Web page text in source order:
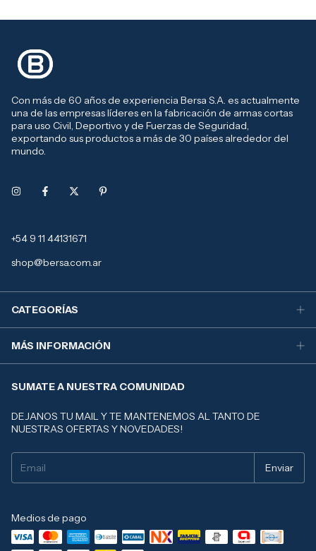
Con más de 60 años de experiencia Bersa S.A. es actualmente
una de las empresas líderes en la fabricación de armas cortas
para uso Civil, Deportivo y de Fuerzas de Seguridad,
exportando sus productos a más de 30 países alrededor del
mundo.
+54 9 11 44131671
shop@bersa.com.ar
CATEGORÍAS
MÁS INFORMACIÓN
SUMATE A NUESTRA COMUNIDAD
DEJANOS TU MAIL Y TE MANTENEMOS AL TANTO DE
NUESTRAS OFERTAS Y NOVEDADES!
Medios de pago